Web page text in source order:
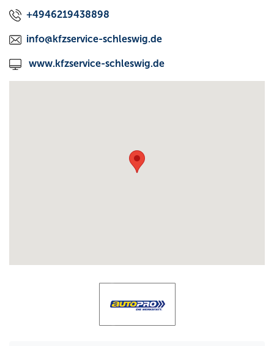
+4946219438898
info@kfzservice-schleswig.de
www.kfzservice-schleswig.de